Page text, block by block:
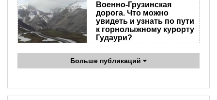
Военно-Грузинская
дорога. Что можно
увидеть и узнать по пути
к горнолыжному курорту
Гудаури?
Больше публикаций